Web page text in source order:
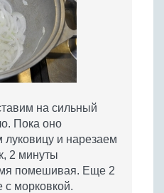
на сильный
Пока оно
луковицу и нарезаем
2 минуты
помешивая. Еще 2
морковкой.